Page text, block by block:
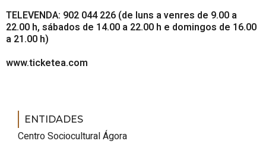
TELEVENDA: 902 044 226 (de luns a venres de 9.00 a
22.00 h, sábados de 14.00 a 22.00 h e domingos de 16.00
a 21.00 h)
www.ticketea.com
ENTIDADES
Centro Sociocultural Ágora